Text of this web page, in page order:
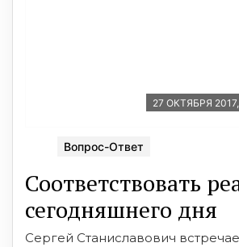
27 ОКТЯБРЯ 2017,
Вопрос-Ответ
Соответствовать
сегодняшнего дня
Сергей Станиславович